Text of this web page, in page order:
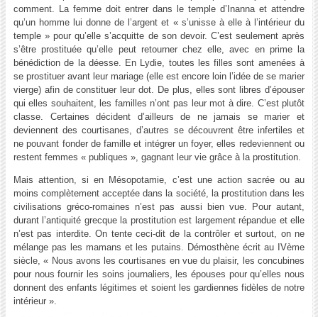
comment. La femme doit entrer dans le temple d’Inanna et attendre
qu’un homme lui donne de l’argent et « s’unisse à elle à l’intérieur du
temple » pour qu’elle s’acquitte de son devoir. C’est seulement après
s’être prostituée qu’elle peut retourner chez elle, avec en prime la
bénédiction de la déesse. En Lydie, toutes les filles sont amenées à
se prostituer avant leur mariage (elle est encore loin l’idée de se marier
vierge) afin de constituer leur dot. De plus, elles sont libres d’épouser
qui elles souhaitent, les familles n’ont pas leur mot à dire. C’est plutôt
classe. Certaines décident d’ailleurs de ne jamais se marier et
deviennent des courtisanes, d’autres se découvrent être infertiles et
ne pouvant fonder de famille et intégrer un foyer, elles redeviennent ou
restent femmes « publiques », gagnant leur vie grâce à la prostitution.
Mais attention, si en Mésopotamie, c’est une action sacrée ou au
moins complètement acceptée dans la société, la prostitution dans les
civilisations gréco-romaines n’est pas aussi bien vue. Pour autant,
durant l’antiquité grecque la prostitution est largement répandue et elle
n’est pas interdite. On tente ceci-dit de la contrôler et surtout, on ne
mélange pas les mamans et les putains. Démosthène écrit au IVème
siècle, « Nous avons les courtisanes en vue du plaisir, les concubines
pour nous fournir les soins journaliers, les épouses pour qu’elles nous
donnent des enfants légitimes et soient les gardiennes fidèles de notre
intérieur ».